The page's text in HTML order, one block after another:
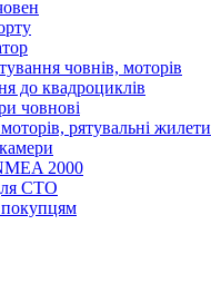
човнів, моторів
до квадроциклів
човнові
рятувальні жилети
2000
СТО